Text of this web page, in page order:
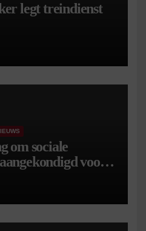
legt treindienst
om sociale
voor 9